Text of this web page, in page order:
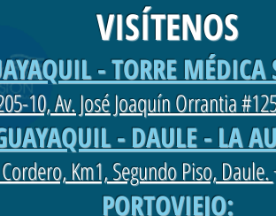
VISÍTENOS
- TORRE MÉDICA
10, Av. José Joaquín Orrantia
- DAULE - LA
Km1, Segundo Piso, Daule.
PORTOVIEJO: